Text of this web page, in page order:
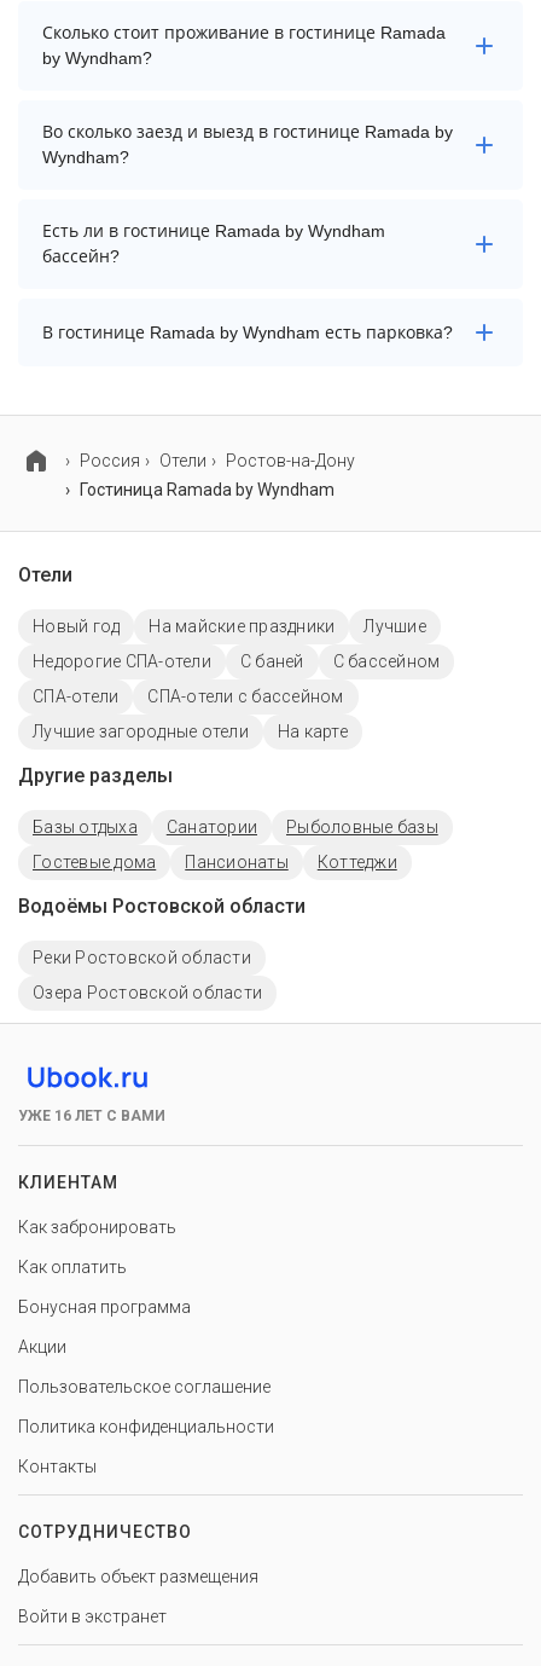
Сколько стоит проживание в гостинице Ramada
by Wyndham?
Чтобы увидеть актуальные цены на проживание в
гостинице Ramada by Wyndham, выберите нужные
Во сколько заезд и выезд в гостинице Ramada by
Wyndham?
Заезд возможен после 14:00, а выезд необходимо
осуществить до 12:00.
Есть ли в гостинице Ramada by Wyndham
бассейн?
В гостинице Ramada by Wyndham есть крытый
плавательный бассейн.
В гостинице Ramada by Wyndham есть парковка?
менеджера, возможно, услуга оплачивается отдельно.
Россия Отели
Ростов-на-Дону
Гостиница Ramada by Wyndham
Отели
Новый год На майские праздники
Лучшие
Недорогие СПА-отели
С баней
C бассейном
СПА-отели
СПА-отели с бассейном
Лучшие загородные отели
На карте
Другие разделы
Базы отдыха Санатории
Рыболовные базы
Гостевые дома
Пансионаты Коттеджи
Водоёмы Ростовской области
Реки Ростовской области
Озера Ростовской области
УЖЕ 16 ЛЕТ С ВАМИ
КЛИЕНТАМ
Как забронировать
Как оплатить
Бонусная программа
Акции
Пользовательское соглашение
Политика конфиденциальности
Контакты
СОТРУДНИЧЕСТВО
Добавить объект размещения
Войти в экстранет